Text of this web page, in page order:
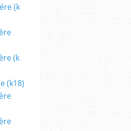
(k
(k
(k18)